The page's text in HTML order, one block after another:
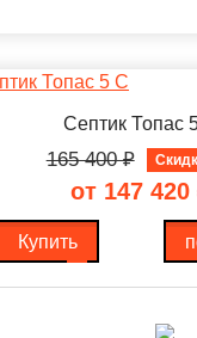
Септик Топас
165 400₽
от 147 420
Купить